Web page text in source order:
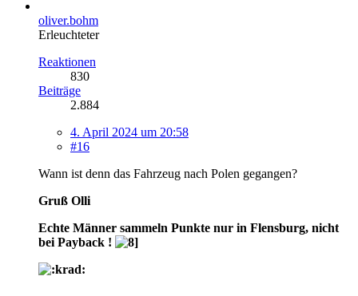
oliver.bohm
Erleuchteter
Reaktionen
830
Beiträge
2.884
4. April 2024 um 20:58
#16
Wann ist denn das Fahrzeug nach Polen gegangen?
Gruß Olli
Echte Männer sammeln Punkte nur in Flensburg, nicht
bei Payback !